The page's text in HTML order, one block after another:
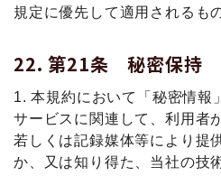
規定に優先して適用されるも
第21条 秘密保持
1. 本規約において「秘密情報
サービスに関連して、利用者
若しくは記録媒体等により提
か、又は知り得た、当社の技